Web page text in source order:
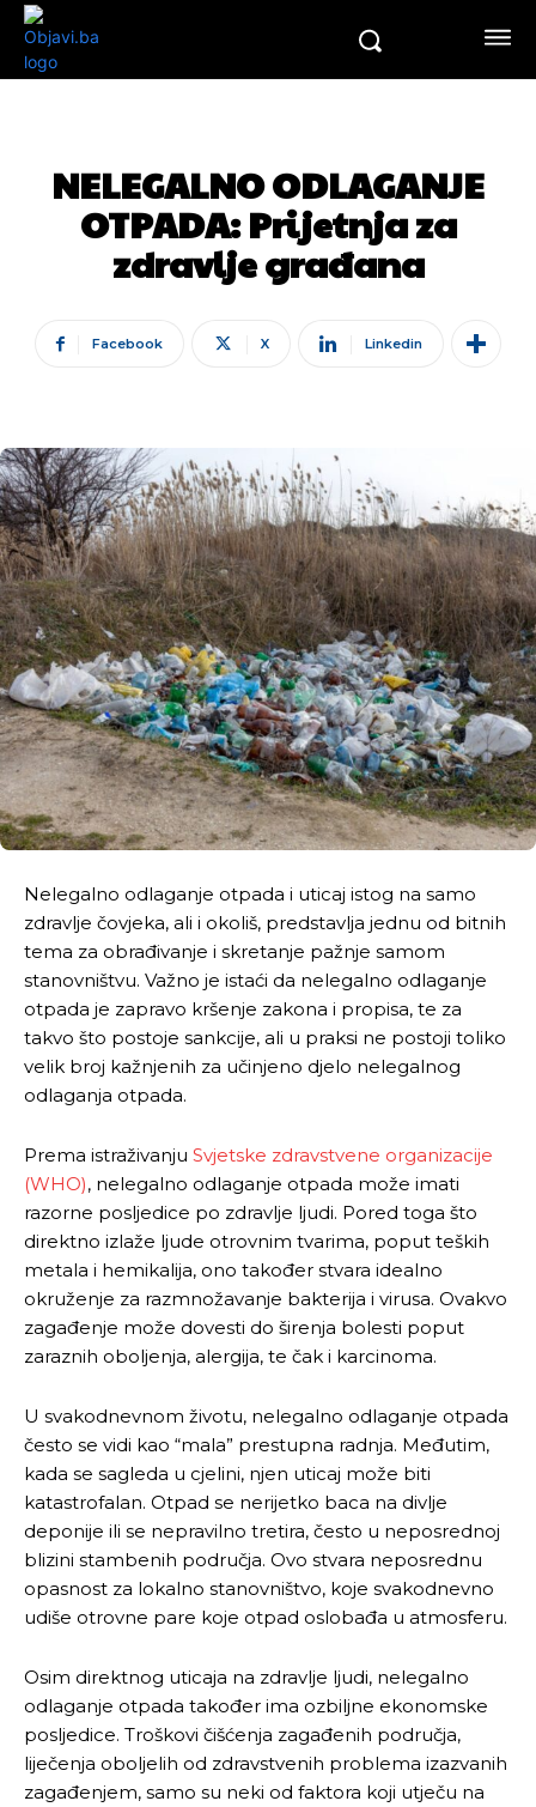
NELEGALNO ODLAGANJE
OTPADA: Prijetnja za
zdravlje građana
Facebook X Linkedin
Nelegalno odlaganje otpada i uticaj istog na samo
zdravlje čovjeka, ali i okoliš, predstavlja jednu od bitnih
tema za obrađivanje i skretanje pažnje samom
stanovništvu. Važno je istaći da nelegalno odlaganje
otpada je zapravo kršenje zakona i propisa, te za
takvo što postoje sankcije, ali u praksi ne postoji toliko
velik broj kažnjenih za učinjeno djelo nelegalnog
odlaganja otpada.
Prema istraživanju Svjetske zdravstvene organizacije
(WHO), nelegalno odlaganje otpada može imati
razorne posljedice po zdravlje ljudi. Pored toga što
direktno izlaže ljude otrovnim tvarima, poput teških
metala i hemikalija, ono također stvara idealno
okruženje za razmnožavanje bakterija i virusa. Ovakvo
zagađenje može dovesti do širenja bolesti poput
zaraznih oboljenja, alergija, te čak i karcinoma.
U svakodnevnom životu, nelegalno odlaganje otpada
često se vidi kao “mala” prestupna radnja. Međutim,
kada se sagleda u cjelini, njen uticaj može biti
katastrofalan. Otpad se nerijetko baca na divlje
deponije ili se nepravilno tretira, često u neposrednoj
blizini stambenih područja. Ovo stvara neposrednu
opasnost za lokalno stanovništvo, koje svakodnevno
udiše otrovne pare koje otpad oslobađa u atmosferu.
Osim direktnog uticaja na zdravlje ljudi, nelegalno
odlaganje otpada također ima ozbiljne ekonomske
posljedice. Troškovi čišćenja zagađenih područja,
liječenja oboljelih od zdravstvenih problema izazvanih
zagađenjem, samo su neki od faktora koji utječu na